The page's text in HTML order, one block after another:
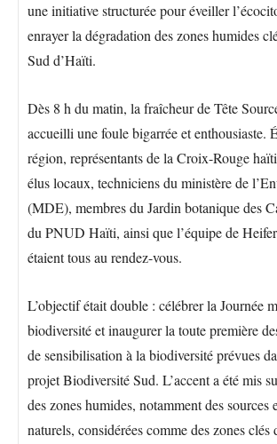
une initiative structurée pour éveiller
enrayer la dégradation des zones humides
Sud d’Haïti.
Dès 8 h du matin, la fraîcheur de Tête
accueilli une foule bigarrée et enthousiaste.
région, représentants de la Croix-Rouge
élus locaux, techniciens du ministère de
(MDE), membres du Jardin botanique des
du PNUD Haïti, ainsi que l’équipe de
étaient tous au rendez-vous.
L’objectif était double : célébrer la Journée
biodiversité et inaugurer la toute première
de sensibilisation à la biodiversité prévues
projet Biodiversité Sud. L’accent a été mis
des zones humides, notamment des sources
naturels, considérées comme des zones clés